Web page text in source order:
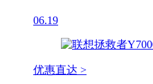
06.19
优惠直达 >